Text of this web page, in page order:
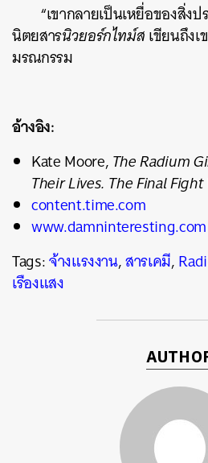
“เขากลายเป็นเหยื่อของสิ่ง
นิตยสารนิวยอร์กไทม์สเขียนถึงเ
มรณกรรม
อ้างอิง:
Kate Moore,The Radium
Their Lives. The Final
content.time.com
www.damninteresting.com
Tags:จ้างแรงงาน,สารเคมี,
เรืองแสง